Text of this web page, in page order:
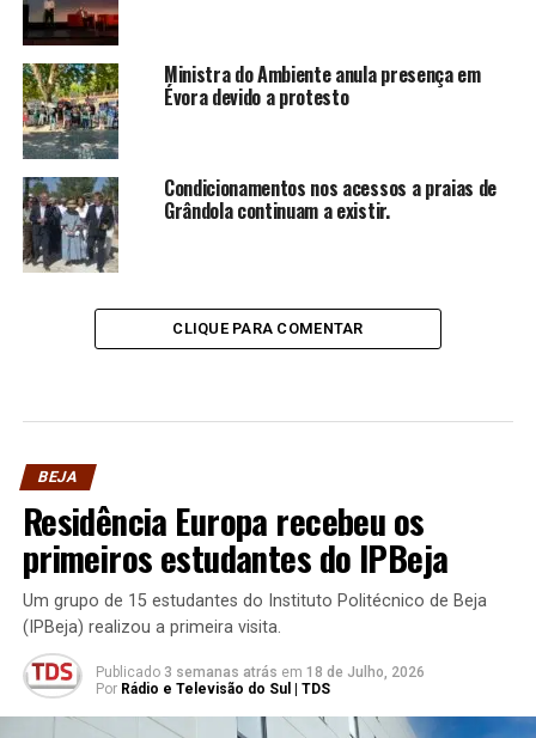
Ministra do Ambiente anula presença em
Évora devido a protesto
Condicionamentos nos acessos a praias de
Grândola continuam a existir.
CLIQUE PARA COMENTAR
BEJA
Residência Europa recebeu os
primeiros estudantes do IPBeja
Um grupo de 15 estudantes do Instituto Politécnico de Beja
(IPBeja) realizou a primeira visita.
Publicado 3 semanas atrás em 18 de Julho, 2026
Por Rádio e Televisão do Sul | TDS